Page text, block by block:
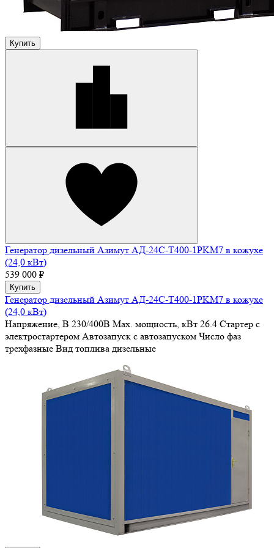
Купить
Генератор дизельный Азимут АД-24С-Т400-1РKМ7 в кожухе
(24,0 кВт)
539 000 ₽
Купить
Генератор дизельный Азимут АД-24С-Т400-1РKМ7 в кожухе
(24,0 кВт)
Напряжение, В 230/400В Max. мощность, кВт 26.4 Стартер с
электростартером Автозапуск с автозапуском Число фаз
трехфазные Вид топлива дизельные